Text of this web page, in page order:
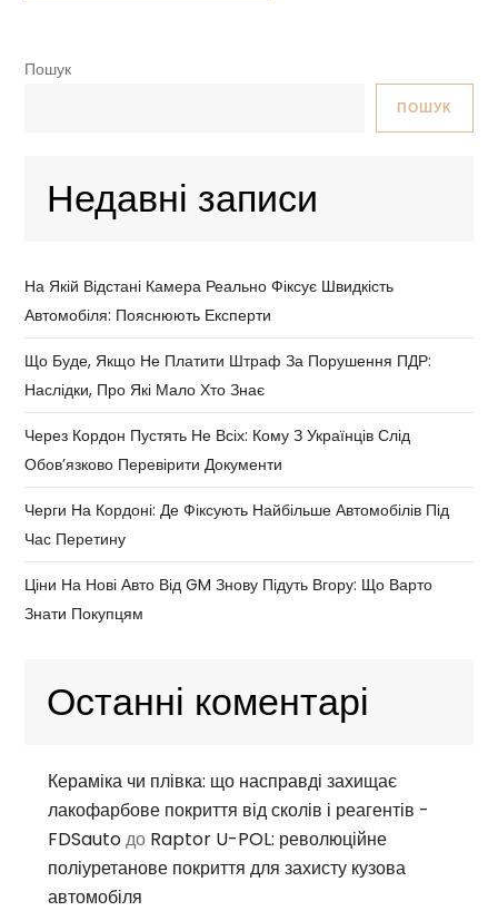
Пошук
ПОШУК
Недавні записи
На Якій Відстані Камера Реально Фіксує Швидкість
Автомобіля: Пояснюють Експерти
Що Буде, Якщо Не Платити Штраф За Порушення ПДР:
Наслідки, Про Які Мало Хто Знає
Через Кордон Пустять Не Всіх: Кому З Українців Слід
Обов’язково Перевірити Документи
Черги На Кордоні: Де Фіксують Найбільше Автомобілів Під
Час Перетину
Ціни На Нові Авто Від GM Знову Підуть Вгору: Що Варто
Знати Покупцям
Останні коментарі
Кераміка чи плівка: що насправді захищає
лакофарбове покриття від сколів і реагентів -
FDSautoдо Raptor U-POL: революційне
поліуретанове покриття для захисту кузова
автомобіля